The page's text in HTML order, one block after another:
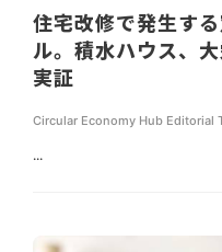
住宅改修で発生す
ル。積水ハウス、
実証
Circular Economy Hub Editorial
...